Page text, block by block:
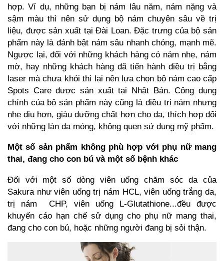
hợp. Ví dụ, những bạn bị nám lâu năm, nám nặng và
sậm màu thì nên sử dụng bộ nám chuyên sâu về trị
liệu, được sản xuất tại Đài Loan. Đặc trưng của bộ sản
phẩm này là đánh bật nám sâu nhanh chóng, mạnh mẽ.
Ngược lại, đối với những khách hàng có nám nhẹ, nám
mờ, hay những khách hàng đã tiến hành điều trị bằng
laser mà chưa khỏi thì lại nên lựa chọn bộ nám cao cấp
Spots Caređược sản xuất tại Nhật Bản. Công dụng
chính của bộ sản phẩm này cũng là điều trị nám nhưng
nhẹ dịu hơn, giàu dưỡng chất hơn cho da, thích hợp đối
với những làn da mỏng, không quen sử dụng mỹ phẩm.
Một số sản phẩm không phù hợp với phụ nữ mang
thai, đang cho con bú và một số bệnh khác
Đối với một số dòng viên uống chăm sóc da của
Sakura như viên uống trị nám HCL, viên uống trắng da,
trị nám CHP, viên uống L-Glutathione...đều được
khuyến cáo hạn chế sử dụng cho phụ nữ mang thai,
đang cho con bú, hoặc những người đang bị sỏi thận.